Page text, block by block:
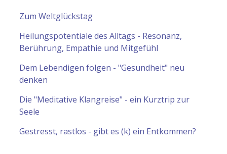
Zum Weltglückstag
Heilungspotentiale des Alltags - Resonanz,
Berührung, Empathie und Mitgefühl
Dem Lebendigen folgen - "Gesundheit" neu
denken
Die "Meditative Klangreise" - ein Kurztrip zur
Seele
Gestresst, rastlos - gibt es (k) ein Entkommen?